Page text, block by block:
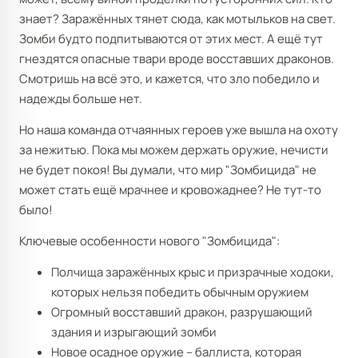
знает? Заражённых тянет сюда, как мотыльков на свет.
Зомби будто подпитываются от этих мест. А ещё тут
гнездятся опасные твари вроде восставших драконов.
Смотришь на всё это, и кажется, что зло победило и
надежды больше нет.
Но наша команда отчаянных героев уже вышла на охоту
за нежитью. Пока мы можем держать оружие, нечисти
не будет покоя! Вы думали, что мир "Зомбицида" не
может стать ещё мрачнее и кровожаднее? Не тут-то
было!
Ключевые особенности нового "Зомбицида":
Полчища заражённых крыс и призрачные ходоки,
которых нельзя победить обычным оружием
Огромный восставший дракон, разрушающий
здания и изрыгающий зомби
Новое осадное оружие – баллиста, которая